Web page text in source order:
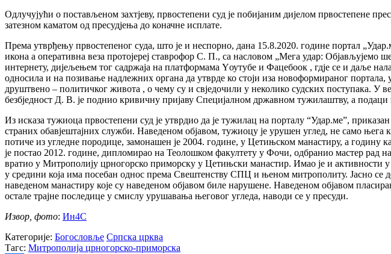
Одлучујући о постављеном захтјеву, првостепени суд је побијаним дијелом првостепене
затезном каматом од пресудјења до коначне исплате.
Према утврђењу првостепеног суда, што је и неспорно, дана 15.8.2020. године портал
икона а оперативна веза протојереј ставрофор С. П., са насловом „Мега удар: Објављујемо
интернету, дијељењем тог садржаја на платформама Yоутубе и Фацебоок , гдје се и даље
односила и на позивање надлежних органа да утврде ко стоји иза новоформираног
друштвено – политичког живота , о чему су и свједочили у неколико судских поступака.
безбједност Д. В. је поднио кривичну пријаву Специјалном државном тужилаштву, а подаци
Из исказа тужиоца првостепени суд је утврдио да је тужилац на порталу “Удар.ме”,
страних обавјештајних служби. Наведеном објавом, тужиоцу је урушен углед, не само
потиче из угледне породице, замонашен је 2004. године, у Цетињском манастиру, а
је постао 2012. године, дипломирао на Теолошком факултету у Фочи, одбранио мастер рад
вратио у Митрополију црногорско приморску у Цетињски манастир. Имао је и активности
у средини која има посебан однос према Свештенству СПЦ и њеном митрополиту. Јасно се
наведеном манастиру које су наведеном објавом биле нарушене. Наведеном објавом
остале трајне последице у смислу урушавања његовог угледа, наводи се у пресуди.
Извор, фото: Ин4С
Категорије: Богословље Српска црква
Тагс: Митрополија црногорско-приморска